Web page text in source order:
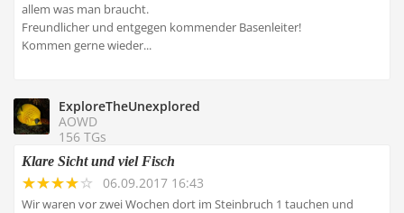
allem was man braucht.
Freundlicher und entgegen kommender Basenleiter!
Kommen gerne wieder...
ExploreTheUnexplored
AOWD
156 TGs
Klare Sicht und viel Fisch
06.09.2017 16:43
Wir waren vor zwei Wochen dort im Steinbruch 1 tauchen und